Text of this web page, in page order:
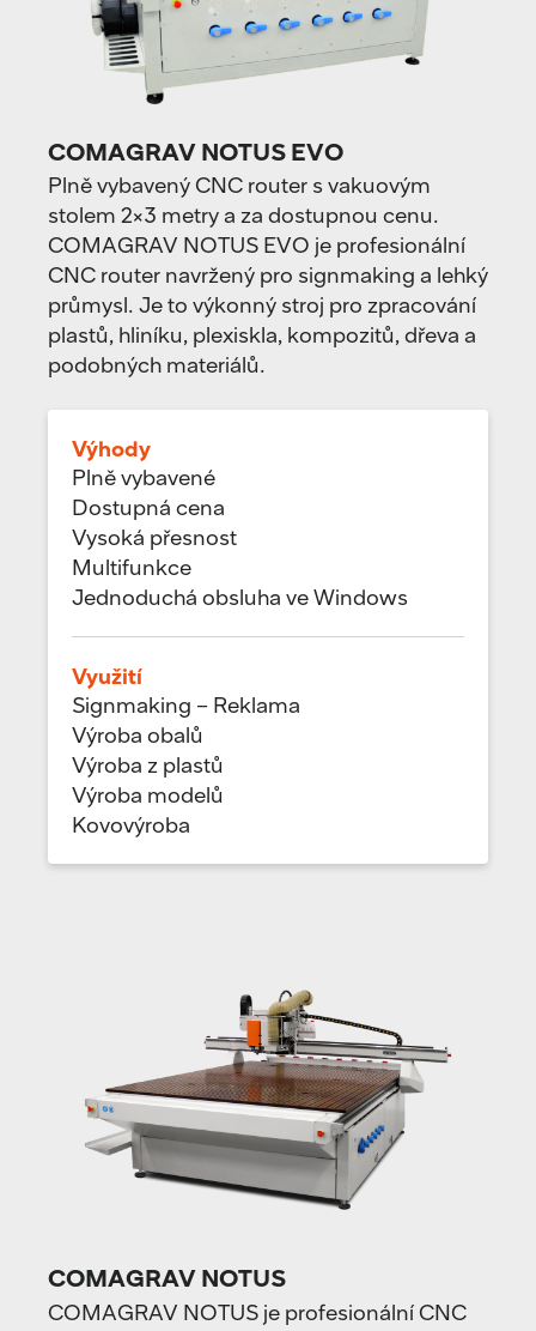
COMAGRAV NOTUS EVO
Plně vybavený CNC router s vakuovým
stolem 2×3 metry a za dostupnou cenu.
COMAGRAV NOTUS EVO je profesionální
CNC router navržený pro signmaking a lehký
průmysl. Je to výkonný stroj pro zpracování
plastů, hliníku, plexiskla, kompozitů, dřeva a
podobných materiálů.
Výhody
Plně vybavené
Dostupná cena
Vysoká přesnost
Multifunkce
Jednoduchá obsluha ve Windows
Využití
Signmaking – Reklama
Výroba obalů
Výroba z plastů
Výroba modelů
Kovovýroba
COMAGRAV NOTUS
COMAGRAV NOTUS je profesionální CNC